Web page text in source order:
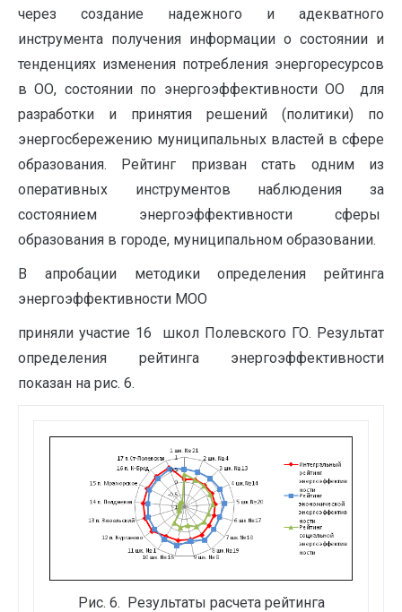
через создание надежного и адекватного
инструмента получения информации о состоянии и
тенденциях изменения потребления энергоресурсов
в ОО, состоянии по энергоэффективности ОО для
разработки и принятия решений (политики) по
энергосбережению муниципальных властей в сфере
образования. Рейтинг призван стать одним из
оперативных инструментов наблюдения за
состоянием энергоэффективности сферы
образования в городе, муниципальном образовании.
В апробации методики определения рейтинга
энергоэффективности МОО
приняли участие 16 школ Полевского ГО. Результат
определения рейтинга энергоэффективности
показан на рис. 6.
Рис. 6. Результаты расчета рейтинга